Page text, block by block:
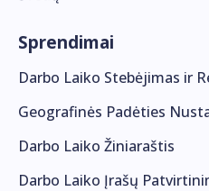
Sprendimai
Darbo Laiko Stebėjimas ir
Geografinės Padėties
Darbo Laiko Žiniaraštis
Darbo Laiko Įrašų